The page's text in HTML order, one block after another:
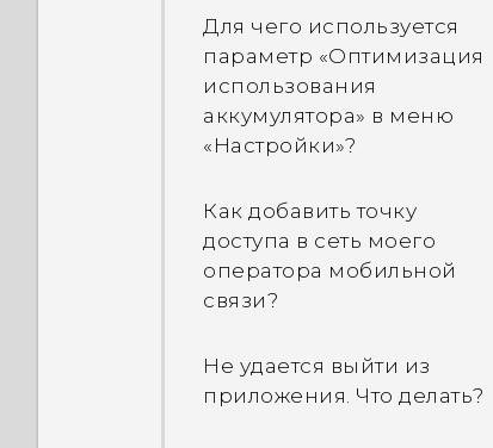
когда я касаюсь сканера
отпечатка пальца?
Почему я не могу
разблокировать экран с
отпечатка пальца?
При форматировании
карты памяти для ее
качестве внутреннего
накопителя появляется
сообщение о том, что
Будут ли сделанные
мною фотоснимки иметь
геометки?
Как создать собственный
Google Фото?
Как выполнять
резервное копирование
Раньше я использовал
Для чего используется
параметр «Оптимизация
использования
аккумулятора» в меню
«Настройки»?
Как добавить точку
доступа в сеть моего
оператора мобильной
связи?
Не удается выйти из
приложения. Что делать?